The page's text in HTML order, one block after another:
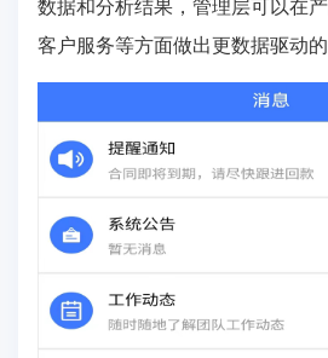
客户服务等方面做出更数据驱动的